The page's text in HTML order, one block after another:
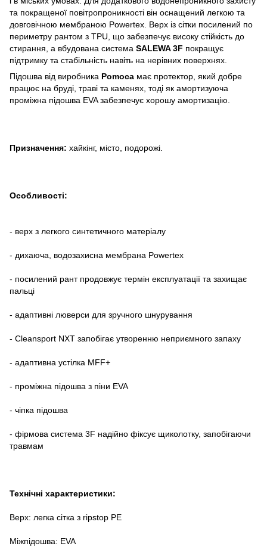
та покращеної повітропроникності він оснащений легкою та
довговічною мембраною Powertex. Верх із сітки посилений по
периметру рантом з TPU, що забезпечує високу стійкість до
стирання, а вбудована система SALEWA 3F покращує
підтримку та стабільність навіть на нерівних поверхнях.
Підошва від виробника Pomoca має протектор, який добре
працює на бруді, траві та каменях, тоді як амортизуюча
проміжна підошва EVA забезпечує хорошу амортизацію.
Призначення: хайкінг, місто, подорожі.
Особливості:
- верх з легкого синтетичного матеріалу
- дихаюча, водозахисна мембрана Powertex
- посилений рант продовжує термін експлуатації та захищає
пальці
- адаптивні люверси для зручного шнурування
- Cleansport NXT запобігає утворенню неприємного запаху
- адаптивна устілка MFF+
- проміжна підошва з піни EVA
- чіпка підошва
- фірмова система 3F надійно фіксує щиколотку, запобігаючи
травмам
Технічні характеристики:
Верх: легка сітка з ripstop PE
Міжпідошва: EVA